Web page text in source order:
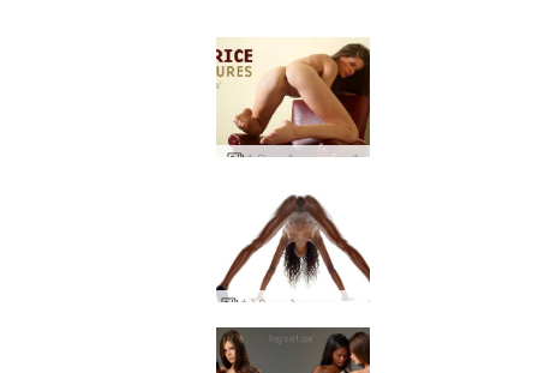
कैप्रिस कैप्चर करता है
वैलेरी सबसे अच्छा स्टूडियो जुराब